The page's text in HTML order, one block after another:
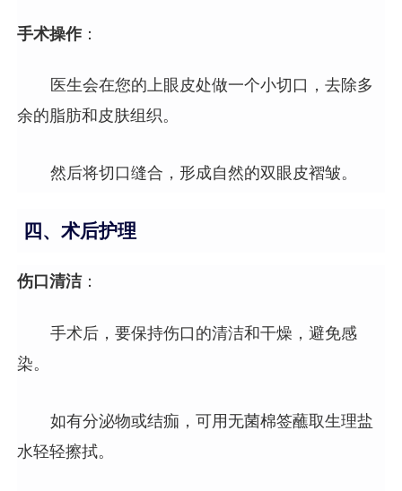
手术操作：
医生会在您的上眼皮处做一个小切口，去除多
余的脂肪和皮肤组织。
然后将切口缝合，形成自然的双眼皮褶皱。
四、术后护理
伤口清洁：
手术后，要保持伤口的清洁和干燥，避免感
染。
如有分泌物或结痂，可用无菌棉签蘸取生理盐
水轻轻擦拭。